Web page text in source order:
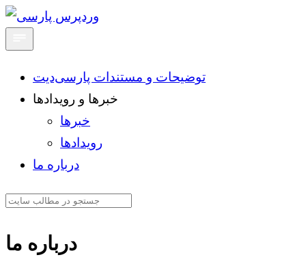
توضیحات و مستندات پارسی‌دیت
خبرها و رویدادها
خبرها
رویدادها
درباره ما
درباره ما